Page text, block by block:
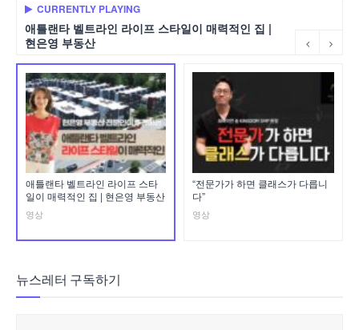
CURRENTLY PLAYING
애틀랜타 벨트라인 라이프 스타일이 매력적인 집 |
현은영 부동산
애틀랜타 벨트라인 라이프 스타
일이 매력적인 집 | 현은영 부동산
영상
“전문가가 하면 클래스가 다릅니
다”
영상
뉴스레터 구독하기